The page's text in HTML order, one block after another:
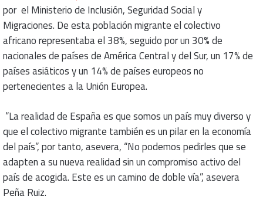
por el Ministerio de Inclusión, Seguridad Social y
Migraciones. De esta población migrante el colectivo
africano representaba el 38%, seguido por un 30% de
nacionales de países de América Central y del Sur, un 17% de
países asiáticos y un 14% de países europeos no
pertenecientes a la Unión Europea.
“La realidad de España es que somos un país muy diverso y
que el colectivo migrante también es un pilar en la economía
del país”, por tanto, asevera, “No podemos pedirles que se
adapten a su nueva realidad sin un compromiso activo del
país de acogida. Este es un camino de doble vía”, asevera
Peña Ruiz.